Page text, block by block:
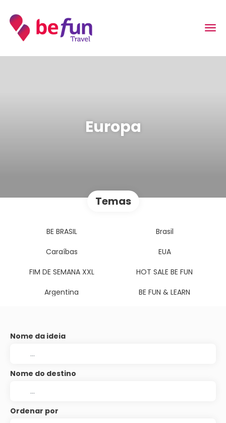
Europa
Temas
BE BRASIL
Brasil
Caraíbas
EUA
FIM DE SEMANA XXL
HOT SALE BE FUN
Argentina
BE FUN & LEARN
Nome da ideia
Nome do destino
Ordenar por